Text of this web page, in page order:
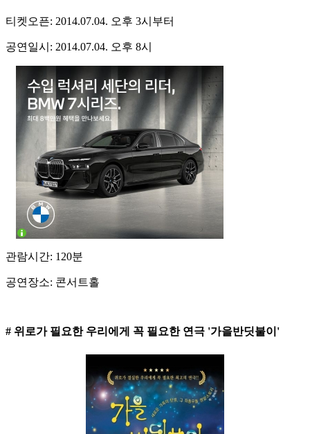
티켓오픈: 2014.07.04. 오후 3시부터
공연일시: 2014.07.04. 오후 8시
관람시간: 120분
공연장소: 콘서트홀
# 위로가 필요한 우리에게 꼭 필요한 연극 '가을반딧불이'